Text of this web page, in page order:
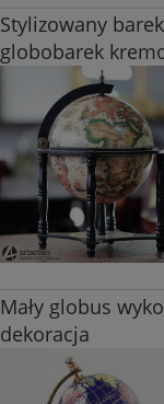
Stylizowany
globobarek
Mały globus
dekoracja